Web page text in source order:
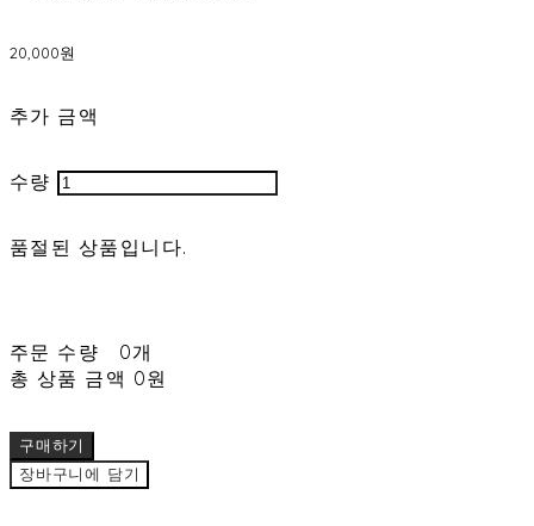
20,000원
추가 금액
수량
품절된 상품입니다.
주문 수량
0개
총 상품 금액 0원
구매하기
장바구니에 담기